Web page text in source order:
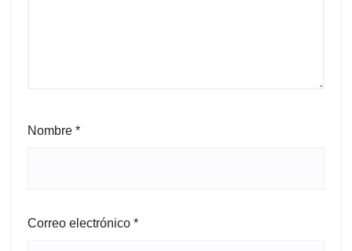
Nombre *
Correo electrónico *